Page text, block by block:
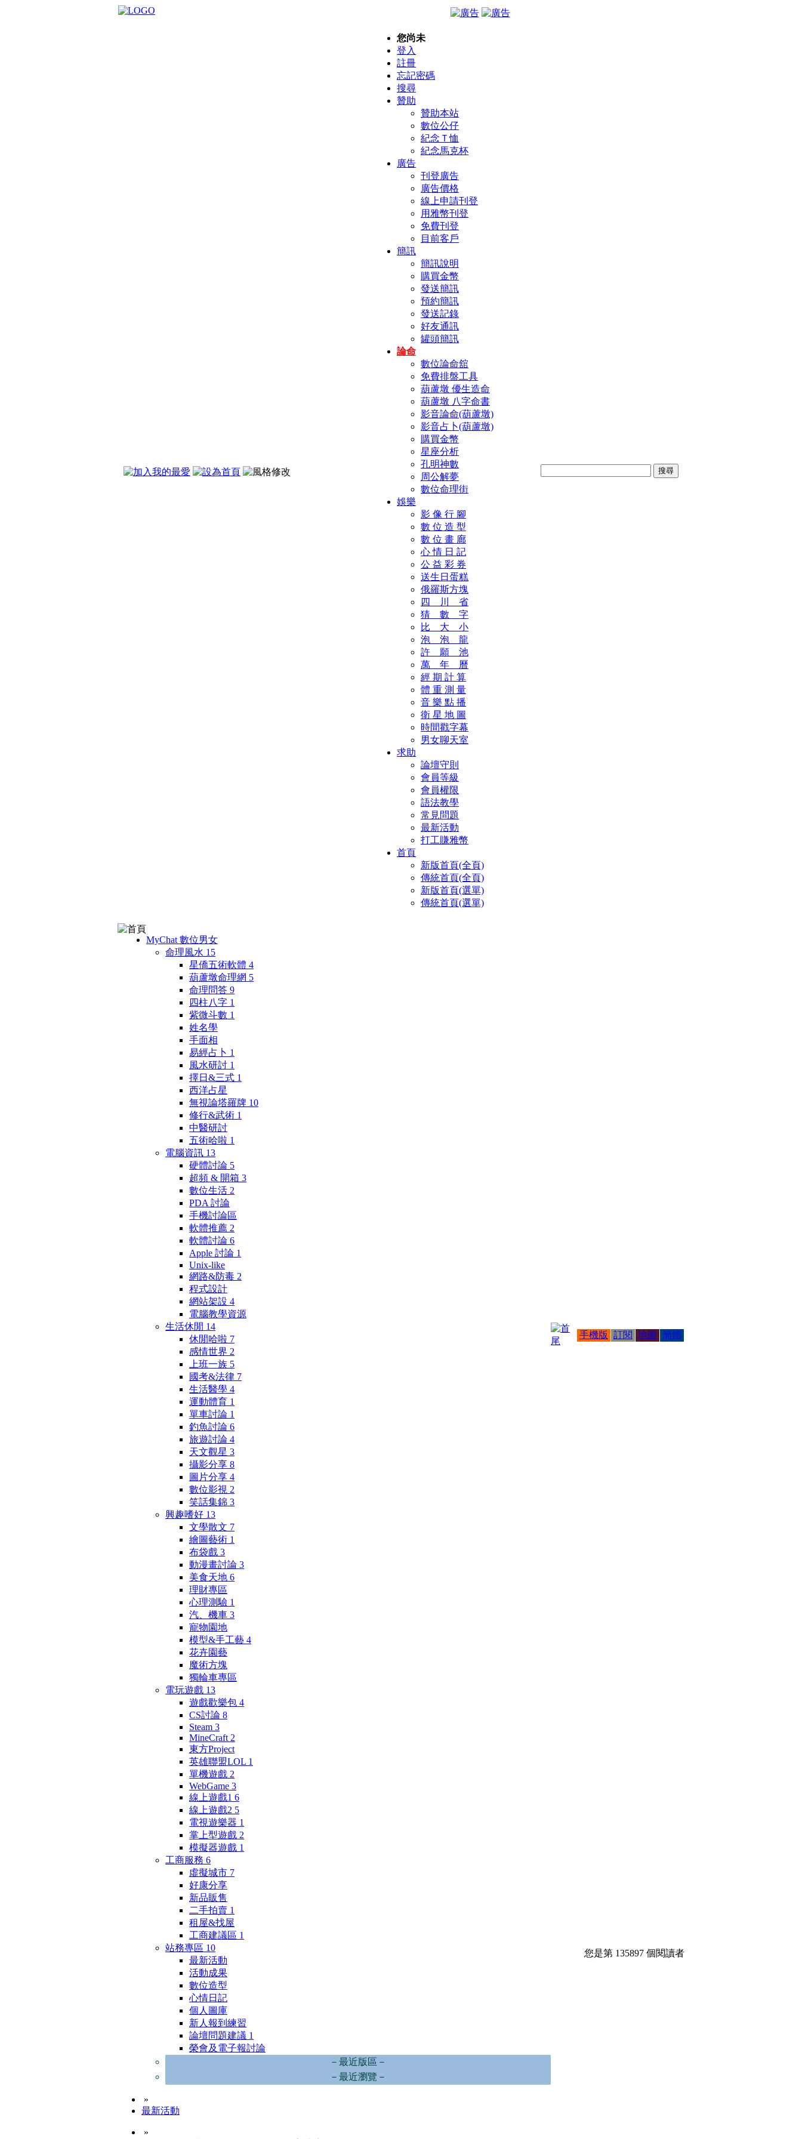
您尚未
登入
註冊
忘記密碼
搜尋
贊助
贊助本站
數位公仔
紀念Ｔ恤
紀念馬克杯
廣告
刊登廣告
廣告價格
線上申請刊登
用雅幣刊登
免費刊登
目前客戶
簡訊
簡訊說明
購買金幣
發送簡訊
預約簡訊
發送記錄
好友通訊
罐頭簡訊
論命
數位論命舘
免費排盤工具
葫蘆墩 優生造命
葫蘆墩 八字命書
影音論命(葫蘆墩)
影音占卜(葫蘆墩)
購買金幣
星座分析
孔明神數
周公解夢
數位命理街
娛樂
影 像 行 腳
數 位 造 型
數 位 畫 廊
心 情 日 記
公 益 彩 券
送生日蛋糕
俄羅斯方塊
四 川 省
猜 數 字
比 大 小
泡 泡 龍
許 願 池
萬 年 曆
經 期 計 算
體 重 測 量
音 樂 點 播
衛 星 地 圖
時間戳字幕
男女聊天室
求助
論壇守則
會員等級
會員權限
語法教學
常見問題
最新活動
打工賺雅幣
首頁
新版首頁(全頁)
傳統首頁(全頁)
新版首頁(選單)
傳統首頁(選單)
MyChat 數位男女
命理風水 15
星僑五術軟體 4
葫蘆墩命理網 5
命理問答 9
四柱八字 1
紫微斗數 1
姓名學
手面相
易經占卜 1
風水研討 1
擇日&三式 1
西洋占星
無視論塔羅牌 10
修行&武術 1
中醫研討
五術哈啦 1
電腦資訊 13
硬體討論 5
超頻 & 開箱 3
數位生活 2
PDA 討論
手機討論區
軟體推薦 2
軟體討論 6
Apple 討論 1
Unix-like
網路&防毒 2
程式設計
網站架設 4
電腦教學資源
生活休閒 14
休閒哈啦 7
感情世界 2
上班一族 5
國考&法律 7
生活醫學 4
運動體育 1
單車討論 1
釣魚討論 6
旅遊討論 4
天文觀星 3
攝影分享 8
圖片分享 4
數位影視 2
笑話集錦 3
興趣嗜好 13
文學散文 7
繪圖藝術 1
布袋戲 3
動漫畫討論 3
美食天地 6
理財專區
心理測驗 1
汽、機車 3
寵物園地
模型&手工藝 4
花卉園藝
魔術方塊
獨輪車專區
電玩遊戲 13
遊戲歡樂包 4
CS討論 8
Steam 3
MineCraft 2
東方Project
英雄聯盟LOL 1
單機遊戲 2
WebGame 3
線上遊戲1 6
線上遊戲2 5
電視遊樂器 1
掌上型遊戲 2
模擬器遊戲 1
工商服務 6
虛擬城市 7
好康分享
新品販售
二手拍賣 1
租屋&找屋
工商建議區 1
站務專區 10
最新活動
活動成果
數位造型
心情日記
個人圖庫
新人報到練習
論壇問題建議 1
榮會及電子報討論
－最近版區－
－最近瀏覽－
»
最新活動
»
手機版 訂閱 地圖 簡體
您是第 135897 個閱讀者